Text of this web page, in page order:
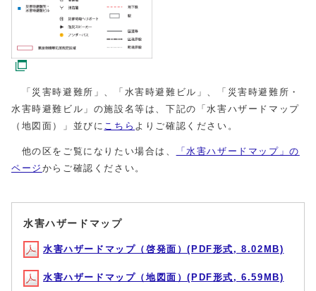
「災害時避難所」、「水害時避難ビル」、「災害時避難所・
水害時避難ビル」の施設名等は、下記の「水害ハザードマップ
（地図面）」並びに こちら よりご確認ください。
他の区をご覧になりたい場合は、
「水害ハザードマップ」の
ページ からご確認ください。
水害ハザードマップ
水害ハザードマップ（啓発面）(PDF形式, 8.02MB)
水害ハザードマップ（地図面）(PDF形式, 6.59MB)